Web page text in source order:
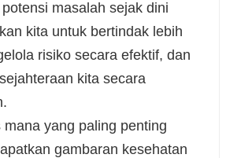
masalah sejak dini
kita untuk bertindak lebih
risiko secara efektif, dan
kita secara
mana yang paling penting
gambaran kesehatan